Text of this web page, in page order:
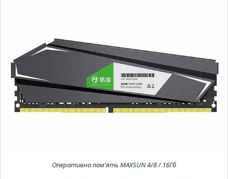
Оперативна пам'ять MAXSUN 4/8 / 16Гб